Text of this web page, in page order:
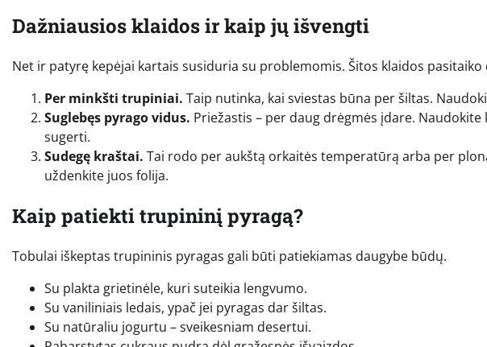
Dažniausios klaidos ir kaip jų išvengti
Net ir patyrę kepėjai kartais susiduria su problemomis. Šitos klaidos pasitaiko
Per minkšti trupiniai. Taip nutinka, kai sviestas būna per šiltas.
Suglebęs pyrago vidus. Priežastis – per daug drėgmės įdare.
sugerti.
Sudegę kraštai. Tai rodo per aukštą orkaitės temperatūrą arba per
uždenkite juos folija.
Kaip patiekti trupininį pyragą?
Tobulai iškeptas trupininis pyragas gali būti patiekiamas daugybe būdų.
Su plakta grietinėle, kuri suteikia lengvumo.
Su vaniliniais ledais, ypač jei pyragas dar šiltas.
Su natūraliu jogurtu – sveikesniam desertui.